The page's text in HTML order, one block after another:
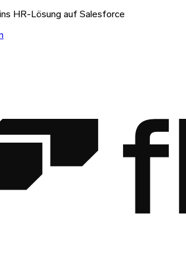
HR-Lösung auf Salesforce